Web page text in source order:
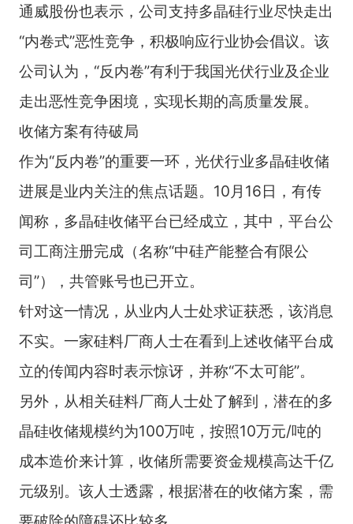
通威股份也表示，公司支持多晶硅行业尽快走出
“内卷式”恶性竞争，积极响应行业协会倡议。该
公司认为，“反内卷”有利于我国光伏行业及企业
走出恶性竞争困境，实现长期的高质量发展。
收储方案有待破局
作为“反内卷”的重要一环，光伏行业多晶硅收储
进展是业内关注的焦点话题。10月16日，有传
闻称，多晶硅收储平台已经成立，其中，平台公
司工商注册完成（名称“中硅产能整合有限公
司”），共管账号也已开立。
针对这一情况，从业内人士处求证获悉，该消息
不实。一家硅料厂商人士在看到上述收储平台成
立的传闻内容时表示惊讶，并称“不太可能”。
另外，从相关硅料厂商人士处了解到，潜在的多
晶硅收储规模约为100万吨，按照10万元/吨的
成本造价来计算，收储所需要资金规模高达千亿
元级别。该人士透露，根据潜在的收储方案，需